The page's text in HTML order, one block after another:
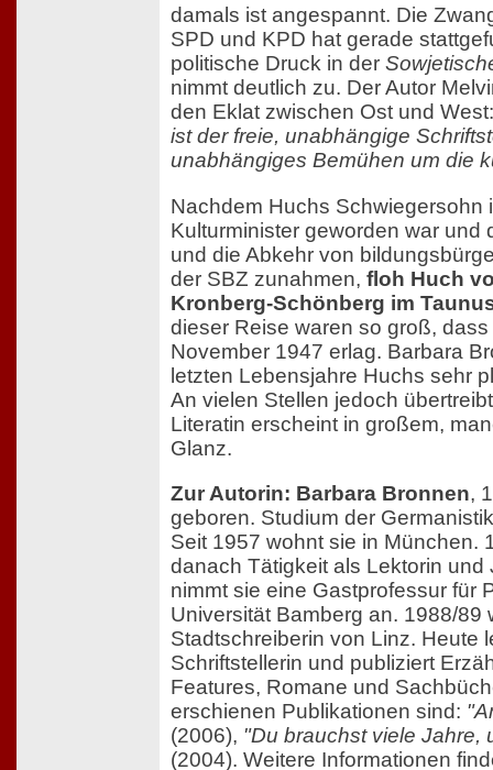
damals ist angespannt. Die
SPD und KPD hat gerade
politische Druck in der
nimmt deutlich zu. Der Autor
den Eklat zwischen Ost und
ist der freie, unabhängige
unabhängiges Bemühen um die
Nachdem Huchs Schwiegersohn
Kulturminister geworden war und
und die Abkehr von
der SBZ zunahmen, floh Huch
Kronberg-Schönberg im
dieser Reise waren so groß,
November 1947 erlag. Barbara
letzten Lebensjahre Huchs sehr
An vielen Stellen jedoch
Literatin erscheint in großem,
Glanz.
Zur Autorin: Barbara Bronnen,
geboren. Studium der
Seit 1957 wohnt sie in München.
danach Tätigkeit als Lektorin und
nimmt sie eine Gastprofessur für
Universität Bamberg an. 1988/89
Stadtschreiberin von Linz. Heute
Schriftstellerin und publiziert
Features, Romane und
erschienen Publikationen sind:
(2006), "Du brauchst viele Jahre,
(2004). Weitere Informationen